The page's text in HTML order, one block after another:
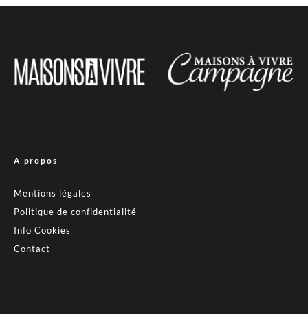
A propos
Mentions légales
Politique de confidentialité
Info Cookies
Contact